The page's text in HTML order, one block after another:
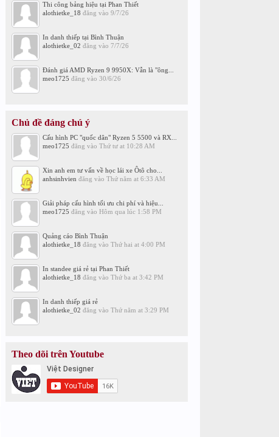
Thi công bảng hiệu tại Phan Thiết
alothietke_18 đăng vào 9/7/26
In danh thiếp tại Bình Thuận
alothietke_02 đăng vào 7/7/26
Đánh giá AMD Ryzen 9 9950X: Vẫn là "ông...
meo1725 đăng vào 30/6/26
Chủ đề đáng chú ý
Cấu hình PC "quốc dân" Ryzen 5 5500 và RX...
meo1725 đăng vào Thứ tư at 10:28 AM
Xin anh em tư vấn về học lái xe Ôtô cho...
anhsinhvien đăng vào Thứ năm at 6:33 AM
Giải pháp cấu hình tối ưu chi phí và hiệu...
meo1725 đăng vào Hôm qua lúc 1:58 PM
Quảng cáo Bình Thuận
alothietke_18 đăng vào Thứ hai at 4:00 PM
In standee giá rẻ tại Phan Thiết
alothietke_18 đăng vào Thứ ba at 3:42 PM
In danh thiếp giá rẻ
alothietke_02 đăng vào Thứ năm at 3:29 PM
Theo dõi trên Youtube